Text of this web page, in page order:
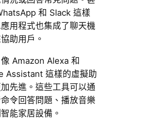
和 Slack 這樣
用程式也集成了聊天機
助用戶。
Amazon Alexa 和
Assistant 這樣的虛擬助
先進。這些工具可以通
令回答問題、播放音樂
能家居設備。